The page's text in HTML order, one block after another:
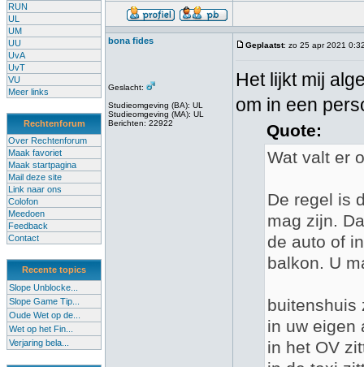
RUN
UL
UM
UU
UvA
UvT
VU
Meer links
Rechtenforum
Over Rechtenforum
Maak favoriet
Maak startpagina
Mail deze site
Link naar ons
Colofon
Meedoen
Feedback
Contact
Recente topics
Slope Unblocke...
Slope Game Tip...
Oude Wet op de...
Wet op het Fin...
Verjaring bela...
bona fides
Geslacht:
Studieomgeving (BA): UL
Studieomgeving (MA): UL
Berichten: 22922
Geplaatst: zo 25 apr 2021
Het lijkt mij
om in een
Quote:
Wat valt er
De regel is
mag zijn.
de auto of
balkon. U
buitenshuis
in uw eigen
in het OV